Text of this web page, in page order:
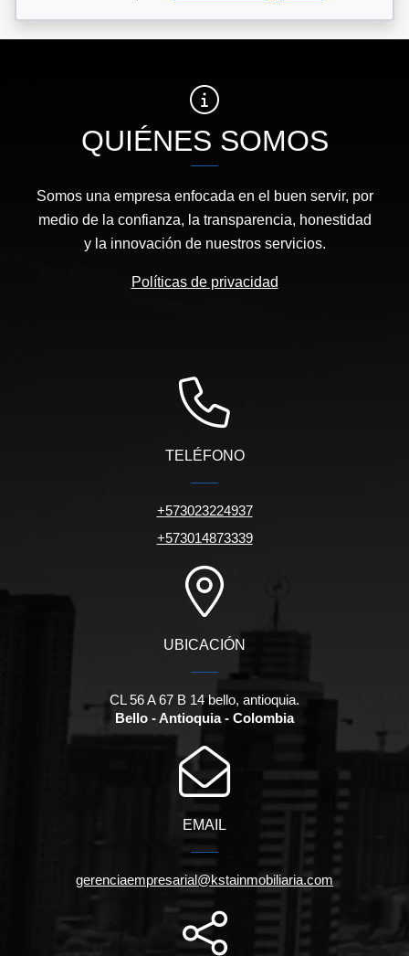
QUIÉNES SOMOS
Somos una empresa enfocada en el buen servir, por
medio de la confianza, la transparencia, honestidad
y la innovación de nuestros servicios.
Políticas de privacidad
TELÉFONO
+573023224937
+573014873339
UBICACIÓN
CL 56 A 67 B 14 bello, antioquia.
Bello - Antioquia - Colombia
EMAIL
gerenciaempresarial@kstainmobiliaria.com